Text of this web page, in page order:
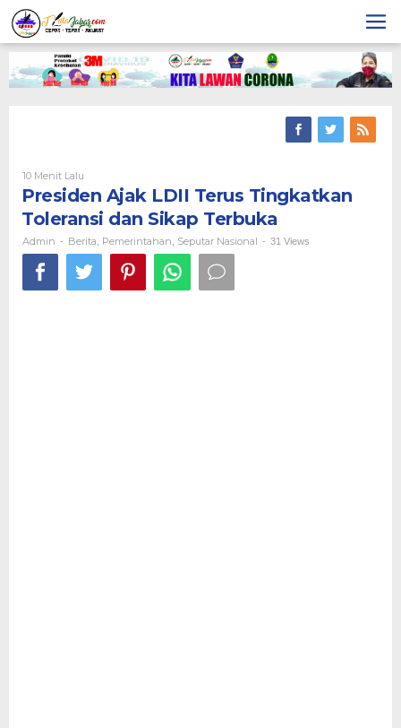
Skip
to
content
10 Menit Lalu
Admin
Presiden Ajak LDII Terus Tingkatkan
Toleransi dan Sikap Terbuka
Admin - Berita Pemerintahan Seputar Nasional - 31 Views